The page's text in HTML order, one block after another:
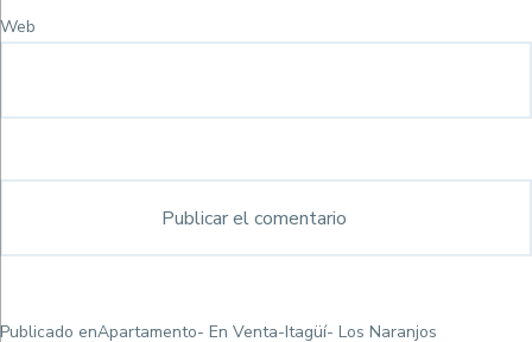
Web
Navegación
Publicado enApartamento- En Venta-Itagüí- Los Naranjos